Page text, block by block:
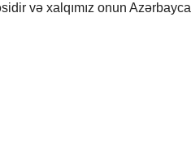
və xalqımız onun